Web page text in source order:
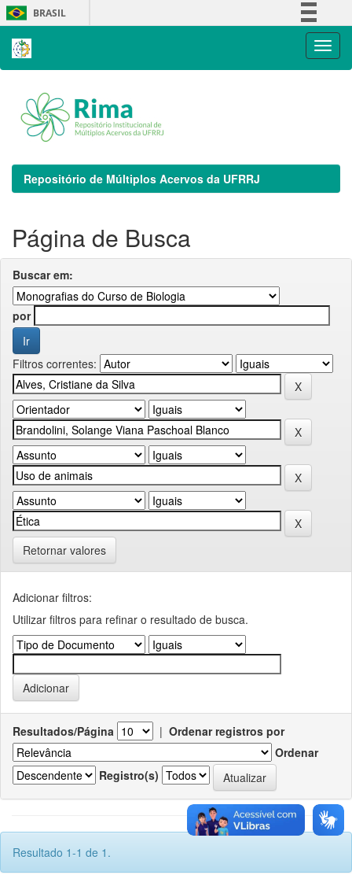
Skip
navigation
BRASIL
Repositório de Múltiplos Acervos da UFRRJ
Página de Busca
Buscar em:
por
Filtros correntes:
Retornar valores
Adicionar filtros:
Utilizar filtros para refinar o resultado de busca.
Resultados/Página | Ordenar registros por
Ordenar
Registro(s)
Resultado 1-1 de 1.